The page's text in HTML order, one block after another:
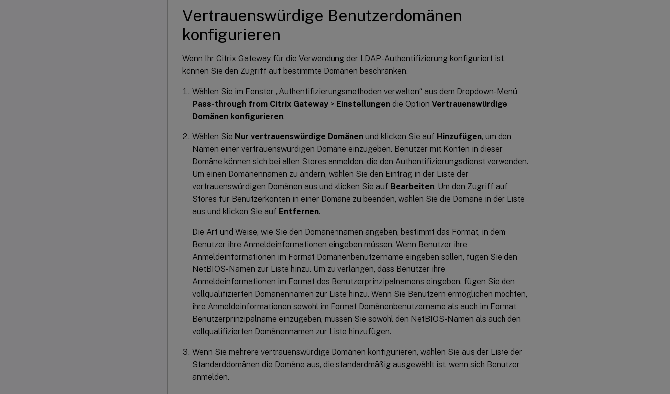
Vertrauenswürdige Benutzerdomänen
konfigurieren
Wenn Ihr Citrix Gateway für die Verwendung der LDAP-Authentifizierung konfiguriert ist,
können Sie den Zugriff auf bestimmte Domänen beschränken.
Wählen Sie im Fenster „Authentifizierungsmethoden verwalten“ aus dem Dropdown-Menü
Pass-through from Citrix Gateway > Einstellungen die Option Vertrauenswürdige
Domänen konfigurieren.
Wählen Sie Nur vertrauenswürdige Domänen und klicken Sie auf Hinzufügen, um den
Namen einer vertrauenswürdigen Domäne einzugeben. Benutzer mit Konten in dieser
Domäne können sich bei allen Stores anmelden, die den Authentifizierungsdienst verwenden.
Um einen Domänennamen zu ändern, wählen Sie den Eintrag in der Liste der
vertrauenswürdigen Domänen aus und klicken Sie auf Bearbeiten. Um den Zugriff auf
Stores für Benutzerkonten in einer Domäne zu beenden, wählen Sie die Domäne in der Liste
aus und klicken Sie auf Entfernen.
Die Art und Weise, wie Sie den Domänennamen angeben, bestimmt das Format, in dem
Benutzer ihre Anmeldeinformationen eingeben müssen. Wenn Benutzer ihre
Anmeldeinformationen im Format Domänenbenutzername eingeben sollen, fügen Sie den
NetBIOS-Namen zur Liste hinzu. Um zu verlangen, dass Benutzer ihre
Anmeldeinformationen im Format des Benutzerprinzipalnamens eingeben, fügen Sie den
vollqualifizierten Domänennamen zur Liste hinzu. Wenn Sie Benutzern ermöglichen möchten,
ihre Anmeldeinformationen sowohl im Format Domänenbenutzername als auch im Format
Benutzerprinzipalname einzugeben, müssen Sie sowohl den NetBIOS-Namen als auch den
vollqualifizierten Domänennamen zur Liste hinzufügen.
Wenn Sie mehrere vertrauenswürdige Domänen konfigurieren, wählen Sie aus der Liste der
Standarddomänen die Domäne aus, die standardmäßig ausgewählt ist, wenn sich Benutzer
anmelden.